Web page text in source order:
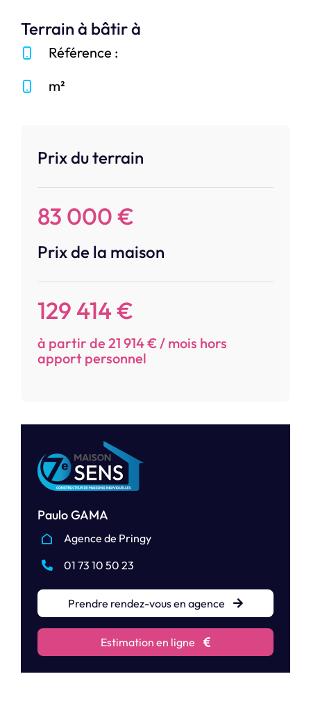
Prix du terrain
83 000 €
Prix de la maison
129 414 €
à partir de 21 914 € / mois hors
apport personnel
Paulo GAMA
Agence de Pringy
01 73 10 50 23
Prendre rendez-vous en agence
Estimation en ligne
Terrain à bâtir à
Référence :
m²